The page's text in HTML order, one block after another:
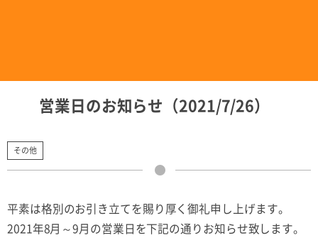
営業日のお知らせ（2021/7/26）
その他
平素は格別のお引き立てを賜り厚く御礼申し上げます。
2021年8月～9月の営業日を下記の通りお知らせ致します。